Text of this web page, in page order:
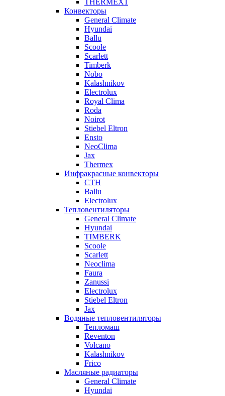
THERMEX1
Конвекторы
General Climate
Hyundai
Ballu
Scoole
Scarlett
Timberk
Nobo
Kalashnikov
Electrolux
Royal Clima
Roda
Noirot
Stiebel Eltron
Ensto
NeoClima
Jax
Thermex
Инфракрасные конвекторы
CTH
Ballu
Electrolux
Тепловентиляторы
General Climate
Hyundai
TIMBERK
Scoole
Scarlett
Neoclima
Faura
Zanussi
Electrolux
Stiebel Eltron
Jax
Водяные тепловентиляторы
Тепломаш
Reventon
Volcano
Kalashnikov
Frico
Масляные радиаторы
General Climate
Hyundai